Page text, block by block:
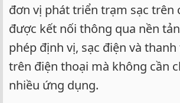
đơn vị phát triển trạm sạc trên
được kết nối thông qua nền
phép định vị, sạc điện và
trên điện thoại mà không cần
nhiều ứng dụng.